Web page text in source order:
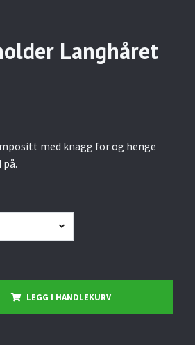
Langhåret
med knagg for og henge
på.
LEGG I HANDLEKURV